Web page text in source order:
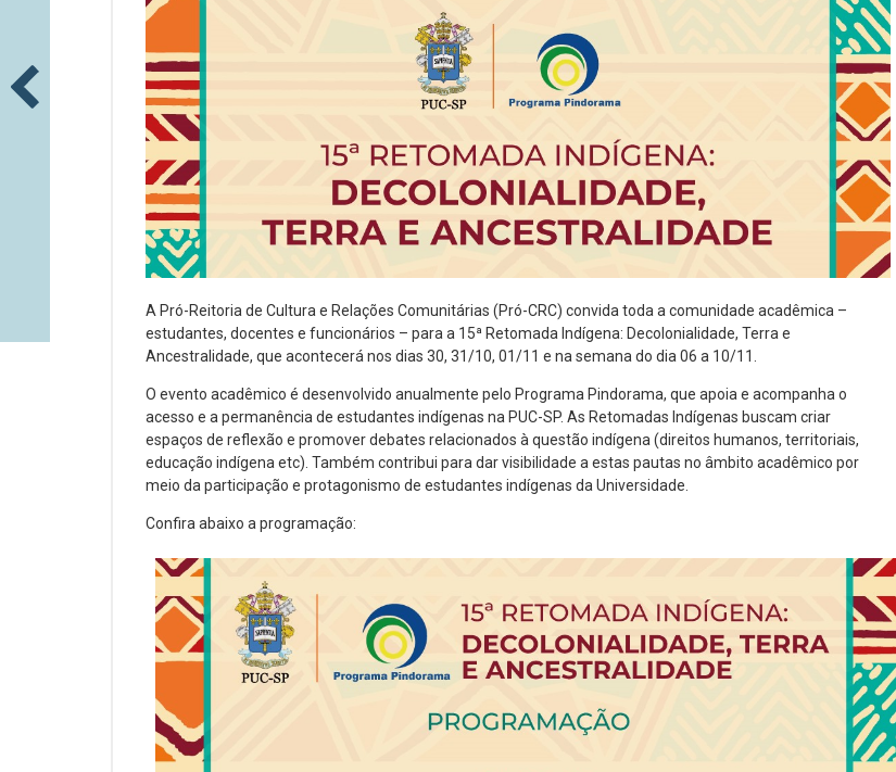
A Pró-Reitoria de Cultura e Relações Comunitárias (Pró-CRC) convida toda a comunidade acadêmica –
estudantes, docentes e funcionários – para a 15ª Retomada Indígena: Decolonialidade, Terra e
Ancestralidade, que acontecerá nos dias 30, 31/10, 01/11 e na semana do dia 06 a 10/11.
O evento acadêmico é desenvolvido anualmente pelo Programa Pindorama, que apoia e acompanha o
acesso e a permanência de estudantes indígenas na PUC-SP. As Retomadas Indígenas buscam criar
espaços de reflexão e promover debates relacionados à questão indígena (direitos humanos, territoriais,
educação indígena etc). Também contribui para dar visibilidade a estas pautas no âmbito acadêmico por
meio da participação e protagonismo de estudantes indígenas da Universidade.
Confira abaixo a programação: